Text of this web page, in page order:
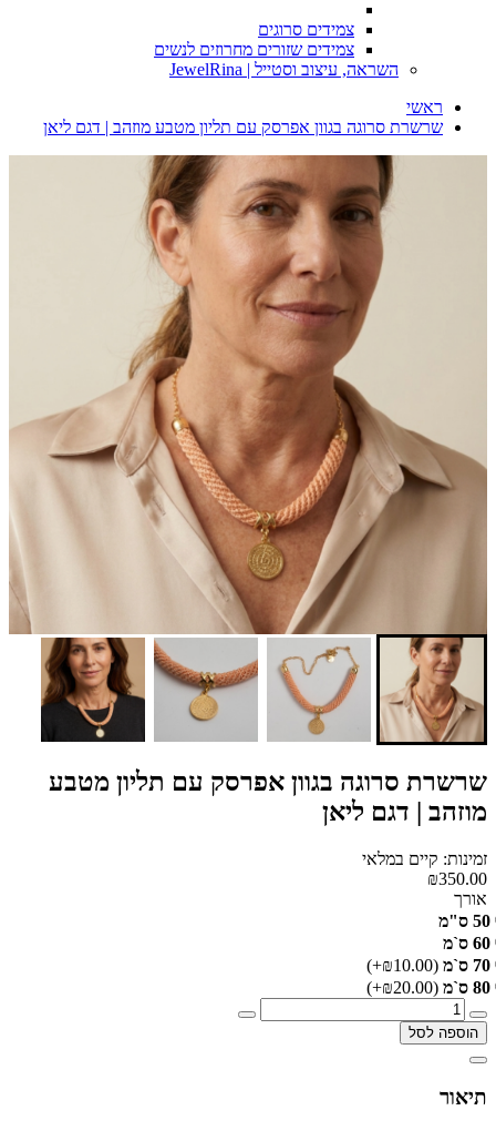
צמידים סרוגים
צמידים שזורים מחרוזים לנשים
השראה, עיצוב וסטייל | JewelRina
ראשי
שרשרת סרוגה בגוון אפרסק עם תליון מטבע מוזהב | דגם ליאן
שרשרת סרוגה בגוון אפרסק עם תליון מטבע
מוזהב | דגם ליאן
זמינות: קיים במלאי
₪350.00
אורך
50 ס"מ
60 ס`מ
70 ס`מ
(₪10.00+)
80 ס`מ
(₪20.00+)
הוספה לסל
תיאור